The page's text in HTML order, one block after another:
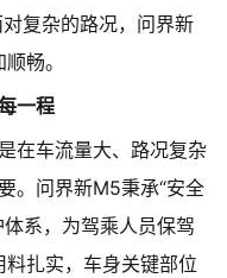
复杂的路况，问界新
畅。
一程
在车流量大、路况复杂
。问界新M5秉承“安全
系，为驾乘人员保驾
扎实，车身关键部位